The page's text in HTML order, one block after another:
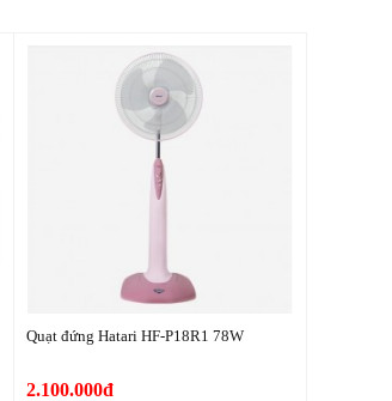
Quạt đứng Hatari HF-P18R1 78W
2.100.000đ